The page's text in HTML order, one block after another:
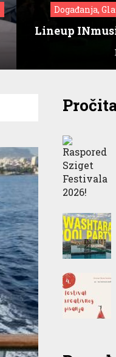
Događanja,
Lineup